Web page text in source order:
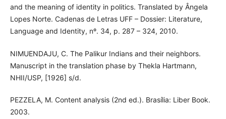
and the meaning of identity in politics. Translated by Ângela
Lopes Norte. Cadenas de Letras UFF – Dossier: Literature,
Language and Identity, nº. 34, p. 287 – 324, 2010.
NIMUENDAJU, C. The Palikur Indians and their neighbors.
Manuscript in the translation phase by Thekla Hartmann,
NHII/USP, [1926] s/d.
PEZZELA, M. Content analysis (2nd ed.). Brasília: Liber Book.
2003.